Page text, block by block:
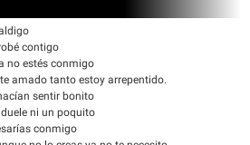
contigo
no estés conmigo
amado tanto estoy arrepentido.
sentir bonito
ni un poquito
conmigo